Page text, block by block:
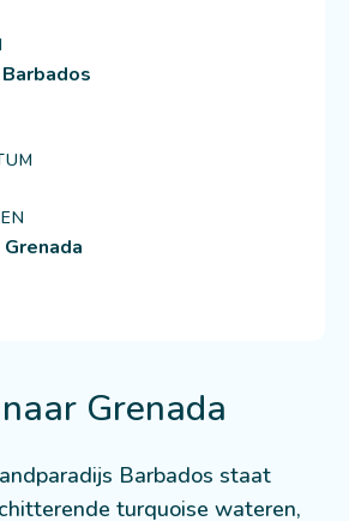
Grenada
Barbados staat
turquoise wateren,